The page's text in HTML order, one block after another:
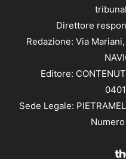
Direttore
Redazione: Via
Editore:
Sede Legale: